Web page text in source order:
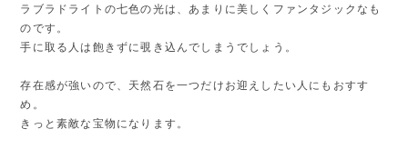
ラブラドライトの七色の光は、あまりに美しくファンタジックなも
のです。
手に取る人は飽きずに覗き込んでしまうでしょう。
存在感が強いので、天然石を一つだけお迎えしたい人にもおすす
め。
きっと素敵な宝物になります。